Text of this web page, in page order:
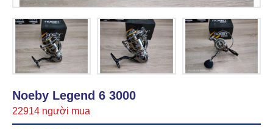
Noeby Legend 6 3000
22914 người mua